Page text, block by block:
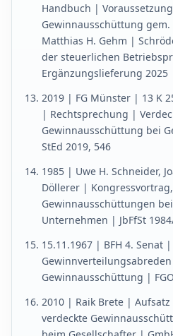
Handbuch |
Gewinnausschüttung gem.
Matthias H. Gehm |
der steuerlichen
Ergänzungslieferung 2025
2019 | FG Münster | 13 K
| Rechtsprechung |
Gewinnausschüttung bei
StEd 2019, 546
1985 | Uwe H. Schneider,
Döllerer |
Gewinnausschüttungen
Unternehmen | JbFfSt
15.11.1967 | BFH 4. Senat
Gewinnausschüttung |
2010 | Raik Brete |
verdeckte